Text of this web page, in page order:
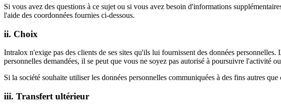
Si vous avez des questions à ce sujet ou si vous avez besoin d'informations
l'aide des coordonnées fournies ci-dessous.
ii. Choix
Intralox n'exige pas des clients de ses sites qu'ils lui fournissent des données
personnelles demandées, il se peut que vous ne soyez pas autorisé à poursuivre l'activité
Si la société souhaite utiliser les données personnelles communiquées à des fins autres
iii. Transfert ultérieur